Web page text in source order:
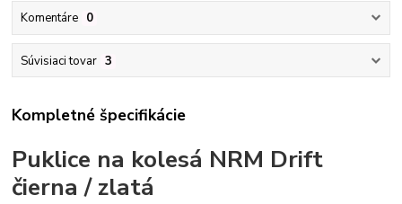
Komentáre 0
Súvisiaci tovar 3
Kompletné špecifikácie
Puklice na kolesá NRM Drift
čierna / zlatá